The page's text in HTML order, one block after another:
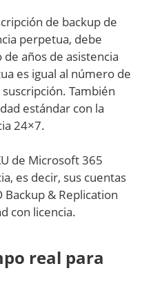
de backup de
perpetua, debe
años de asistencia
es igual al número de
También
estándar con la
24×7.
de Microsoft 365
es decir, sus cuentas
Backup & Replication
con licencia.
real para